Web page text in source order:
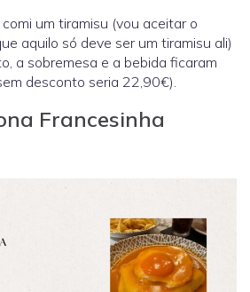
um tiramisu (vou aceitar o
aquilo só deve ser um tiramisu ali)
a sobremesa e a bebida ficaram
desconto seria 22,90€).
Francesinha